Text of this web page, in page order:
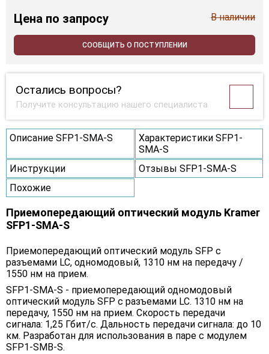
Цена по запросу В наличии
СООБЩИТЬ О ПОСТУПЛЕНИИ
Остались вопросы?
Получите консультацию нашего специалиста
Описание SFP1-SMA-S
Характеристики SFP1-
SMA-S
Инструкции
Отзывы SFP1-SMA-S
Похожие
Приемопередающий оптический модуль Kramer
SFP1-SMA-S
Приемопередающий оптический модуль SFP с
разъемами LC, одномодовый, 1310 нм на передачу /
1550 нм на прием.
SFP1-SMA-S - приемопередающий одномодовый
оптический модуль SFP с разъемами LC. 1310 нм на
передачу, 1550 нм на прием. Cкорость передачи
сигнала: 1,25 Гбит/с. Дальность передачи сигнала: до 10
км. Разработан для использования в паре с модулем
SFP1-SMB-S.